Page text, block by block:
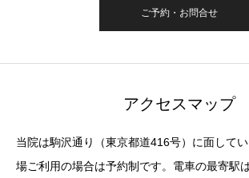
ご予約・お問合せ
アクセスマップ
当院は駒沢通り（東京都道416号）に面して
場ご利用の場合は予約制です。電車の最寄駅